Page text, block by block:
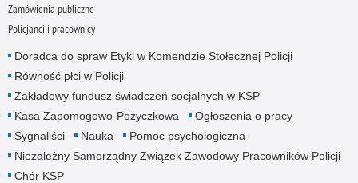
Zamówienia publiczne
Policjanci i pracownicy
Doradca do spraw Etyki w Komendzie Stołecznej Policji
Równość płci w Policji
Zakładowy fundusz świadczeń socjalnych w KSP
Kasa Zapomogowo-Pożyczkowa
Ogłoszenia o pracy
Sygnaliści
Nauka
Pomoc psychologiczna
Niezależny Samorządny Związek Zawodowy Pracowników Policji
Chór KSP